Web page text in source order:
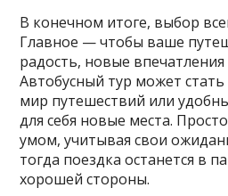
В конечном итоге, выбор
Главное — чтобы ваше
радость, новые
Автобусный тур может
мир путешествий или
для себя новые места.
умом, учитывая свои
тогда поездка останется в
хорошей стороны.